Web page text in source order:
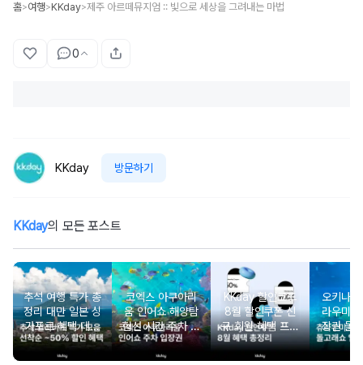
홈>여행>KKday>제주 아르떼뮤지엄 :: 빛으로 세상을 그려내는 마법
0
KKday 방문하기
KKday의 모든 포스트
추석 여행 특가 총
정리 대만 일본 싱
가포르 혜택 데일
리 선착순 쿠폰까
지
코엑스 아쿠아리
움 인어쇼 해양탐
험선 시간 주차 입
장권 할인
KKday 할인코드
8월 할인쿠폰 신
규 회원 혜택 프로
모션 할인 모음
오키나
라우미
장권 돌